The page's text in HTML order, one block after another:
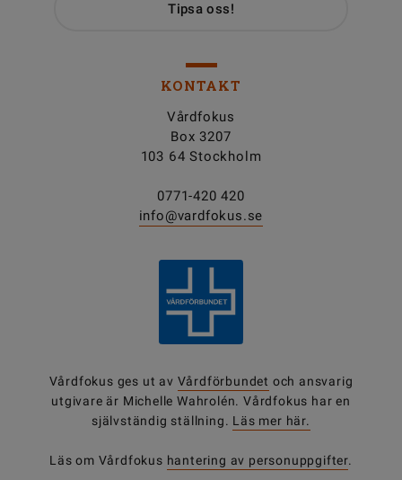
Tipsa oss!
KONTAKT
Vårdfokus
Box 3207
103 64 Stockholm
0771-420 420
info@vardfokus.se
Vårdfokus ges ut av Vårdförbundet och ansvarig
utgivare är Michelle Wahrolén. Vårdfokus har en
självständig ställning. Läs mer här.
Läs om Vårdfokus hantering av personuppgifter.